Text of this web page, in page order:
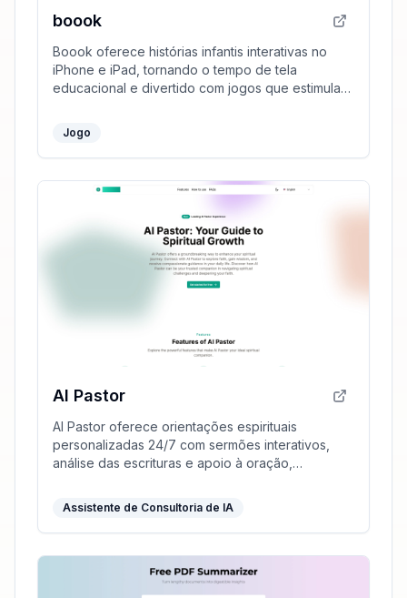
boook
Boook oferece histórias infantis interativas no
iPhone e iPad, tornando o tempo de tela
educacional e divertido com jogos que estimulam
Jogo
AI Pastor
AI Pastor oferece orientações espirituais
personalizadas 24/7 com sermões interativos,
análise das escrituras e apoio à oração,
Assistente de Consultoria de IA